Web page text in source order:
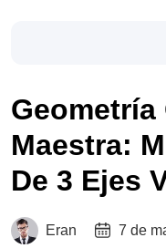
Geometría
Maestra:
De 3 Ejes
Eran 7 de